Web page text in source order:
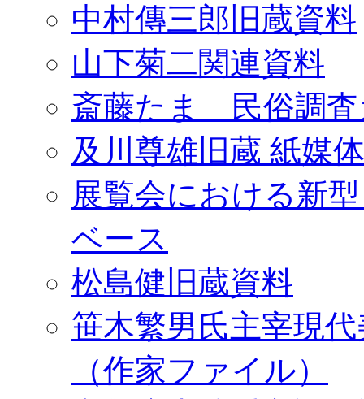
中村傳三郎旧蔵資料
山下菊二関連資料
斎藤たま 民俗調査
及川尊雄旧蔵 紙媒
展覧会における新
ベース
松島健旧蔵資料
笹木繁男氏主宰現
（作家ファイル）